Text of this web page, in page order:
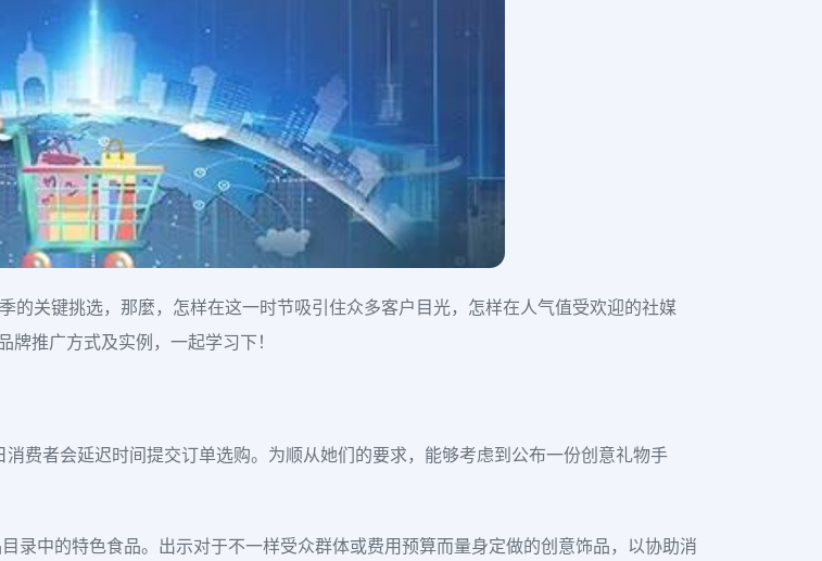
关键挑选，那麼，怎样在这一时节吸引住众多客户目光，怎样在人气值受欢迎的社媒
推广方式及实例，一起学习下！
费者会延迟时间提交订单选购。为顺从她们的要求，能够考虑到公布一份创意礼物手
录中的特色食品。出示对于不一样受众群体或费用预算而量身定做的创意饰品，以协助消